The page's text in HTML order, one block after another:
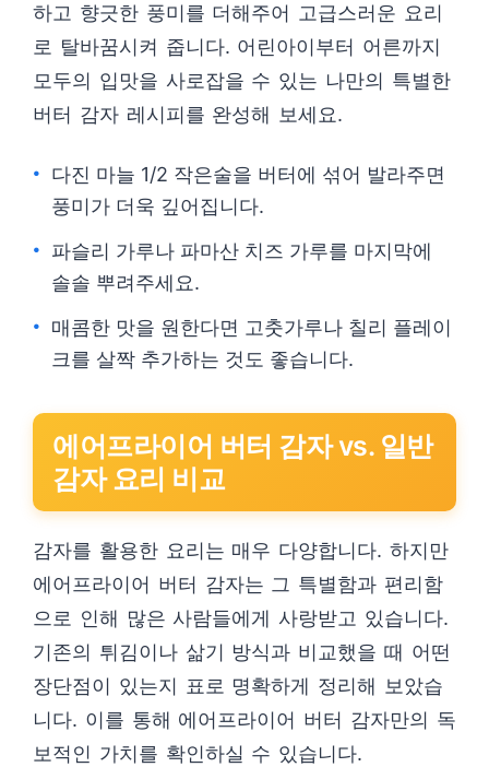
하고 향긋한 풍미를 더해주어 고급스러운 요리
로 탈바꿈시켜 줍니다. 어린아이부터 어른까지
모두의 입맛을 사로잡을 수 있는 나만의 특별한
버터 감자 레시피를 완성해 보세요.
다진 마늘 1/2 작은술을 버터에 섞어 발라주면
풍미가 더욱 깊어집니다.
파슬리 가루나 파마산 치즈 가루를 마지막에
솔솔 뿌려주세요.
매콤한 맛을 원한다면 고춧가루나 칠리 플레이
크를 살짝 추가하는 것도 좋습니다.
에어프라이어 버터 감자 vs. 일반
감자 요리 비교
감자를 활용한 요리는 매우 다양합니다. 하지만
에어프라이어 버터 감자는 그 특별함과 편리함
으로 인해 많은 사람들에게 사랑받고 있습니다.
기존의 튀김이나 삶기 방식과 비교했을 때 어떤
장단점이 있는지 표로 명확하게 정리해 보았습
니다. 이를 통해 에어프라이어 버터 감자만의 독
보적인 가치를 확인하실 수 있습니다.